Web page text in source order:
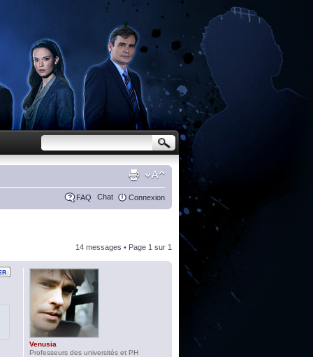
FAQ Chat Connexion
14 messages • Page 1 sur 1
Venusia
Professeurs des universités et PH